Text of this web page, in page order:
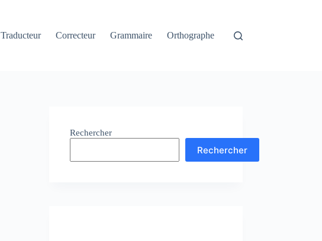
Traducteur Correcteur Grammaire Orthographe
Rechercher
Rechercher